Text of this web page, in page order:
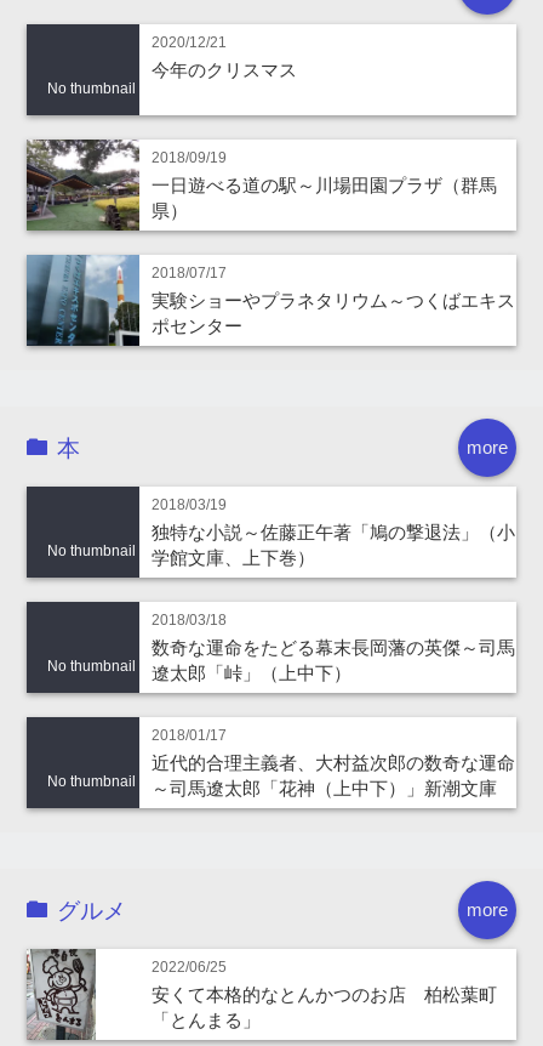
No thumbnail
2020/12/21
今年のクリスマス
2018/09/19
一日遊べる道の駅～川場田園プラザ（群馬
県）
2018/07/17
実験ショーやプラネタリウム～つくばエキス
ポセンター
more
本
No thumbnail
2018/03/19
独特な小説～佐藤正午著「鳩の撃退法」（小
学館文庫、上下巻）
No thumbnail
2018/03/18
数奇な運命をたどる幕末長岡藩の英傑～司馬
遼太郎「峠」（上中下）
No thumbnail
2018/01/17
近代的合理主義者、大村益次郎の数奇な運命
～司馬遼太郎「花神（上中下）」新潮文庫
more
グルメ
2022/06/25
安くて本格的なとんかつのお店 柏松葉町
「とんまる」